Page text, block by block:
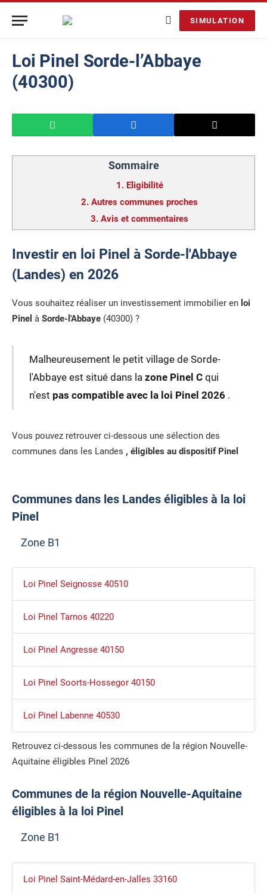
SIMULATION
Loi Pinel Sorde-l’Abbaye
(40300)
Sommaire
1. Eligibilité
2. Autres communes proches
3. Avis et commentaires
Investir en loi Pinel à Sorde-l'Abbaye
(Landes) en 2026
Vous souhaitez réaliser un investissement immobilier en loi
Pinel à Sorde-l'Abbaye (40300) ?
Malheureusement le petit village de Sorde-
l'Abbaye est situé dans la zone Pinel Cqui
n'est pas compatible avec la loi Pinel 2026 .
Vous pouvez retrouver ci-dessous une sélection des
communes dans les Landes , éligibles au dispositif Pinel
Communes dans les Landes éligibles à la loi
Pinel
Zone B1
Loi Pinel Seignosse 40510
Loi Pinel Tarnos 40220
Loi Pinel Angresse 40150
Loi Pinel Soorts-Hossegor 40150
Loi Pinel Labenne 40530
Retrouvez ci-dessous les communes de la région Nouvelle-
Aquitaine éligibles Pinel 2026
Communes de la région Nouvelle-Aquitaine
éligibles à la loi Pinel
Zone B1
Loi Pinel Saint-Médard-en-Jalles 33160